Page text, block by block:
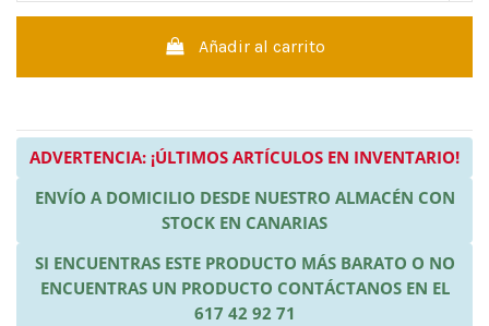
Añadir al carrito
ADVERTENCIA: ¡ÚLTIMOS ARTÍCULOS EN INVENTARIO!
ENVÍO A DOMICILIO DESDE NUESTRO ALMACÉN CON
STOCK EN CANARIAS
SI ENCUENTRAS ESTE PRODUCTO MÁS BARATO O NO
ENCUENTRAS UN PRODUCTO CONTÁCTANOS EN EL
617 42 92 71